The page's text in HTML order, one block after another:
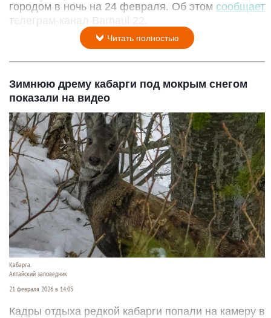
городом в ночь на 24 февраля. Об этом сообщает
телеграм-канал Barnaul 22.
Читать полностью
Зимнюю дрему кабарги под мокрым снегом
показали на видео
Кабарга.
Алтайский заповедник
21 февраля 2026 в 14:05
Кадры отдыха редкой кабарги попали на камеру в